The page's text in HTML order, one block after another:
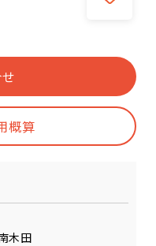
概算
木田